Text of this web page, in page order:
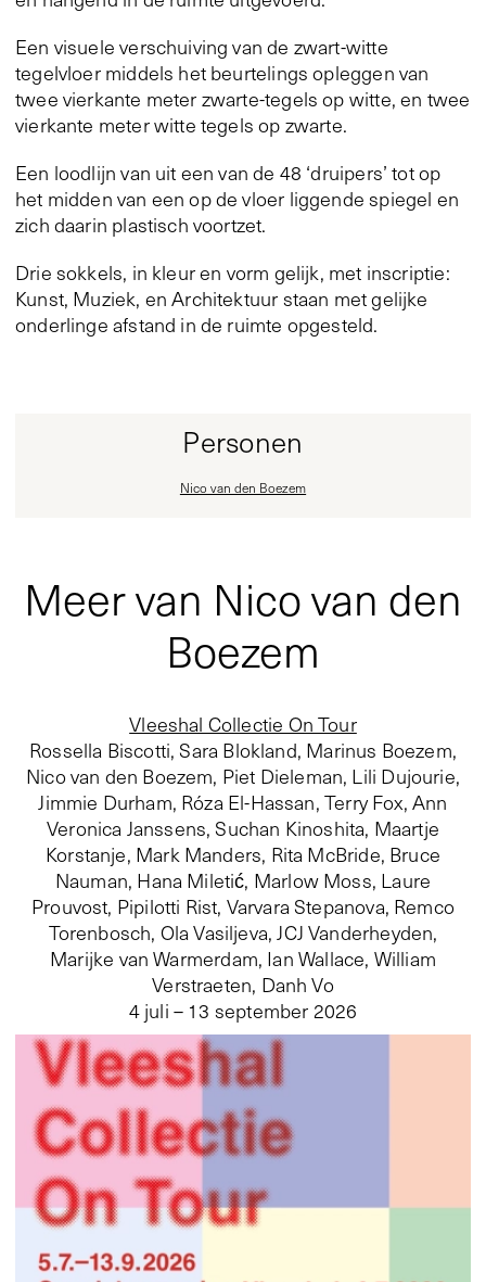
Een visuele verschuiving van de zwart-witte
tegelvloer middels het beurtelings opleggen van
twee vierkante meter zwarte-tegels op witte, en twee
vierkante meter witte tegels op zwarte.
Een loodlijn van uit een van de 48 ‘druipers’ tot op
het midden van een op de vloer liggende spiegel en
zich daarin plastisch voortzet.
Drie sokkels, in kleur en vorm gelijk, met inscriptie:
Kunst, Muziek, en Architektuur staan met gelijke
onderlinge afstand in de ruimte opgesteld.
Personen
Nico van den Boezem
Meer van Nico van den
Boezem
Vleeshal Collectie On Tour
Rossella Biscotti, Sara Blokland, Marinus Boezem,
Nico van den Boezem, Piet Dieleman, Lili Dujourie,
Jimmie Durham, Róza El-Hassan, Terry Fox, Ann
Veronica Janssens, Suchan Kinoshita, Maartje
Korstanje, Mark Manders, Rita McBride, Bruce
Nauman, Hana Miletić, Marlow Moss, Laure
Prouvost, Pipilotti Rist, Varvara Stepanova, Remco
Torenbosch, Ola Vasiljeva, JCJ Vanderheyden,
Marijke van Warmerdam, Ian Wallace, William
Verstraeten, Danh Vo
4 juli – 13 september 2026